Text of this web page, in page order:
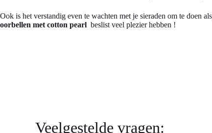
Ook is het verstandig even te wachten met je sieraden om te doen
oorbellen met cotton pearl beslist veel plezier hebben !
Veelgestelde vragen: